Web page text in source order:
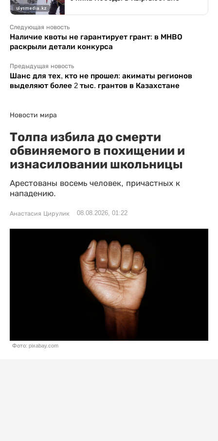
Следующая новость
Наличие квоты не гарантирует грант: в МНВО
раскрыли детали конкурса
Предыдущая новость
Шанс для тех, кто не прошел: акиматы регионов
выделяют более 2 тыс. грантов в Казахстане
Новости мира
Толпа избила до смерти
обвиняемого в похищении и
изнасиловании школьницы
Арестованы восемь человек, причастных к
нападению.
Анастасия Цирулик 08.08.2026, 01:22
Фото: pixabay.com